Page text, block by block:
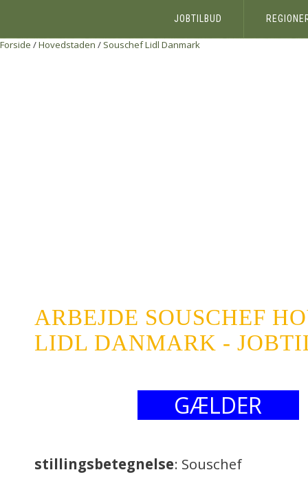
JOBTILBUD
Forside /Hovedstaden / SouschefLidl Danmark
ARBEJDE SOUSCHEF
LIDL DANMARK -
GÆLDER
stillingsbetegnelse: Souschef